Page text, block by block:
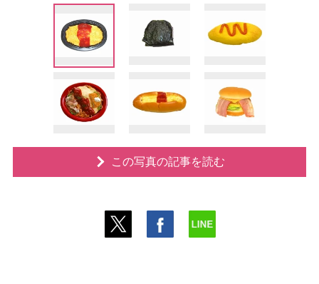
この写真の記事を読む